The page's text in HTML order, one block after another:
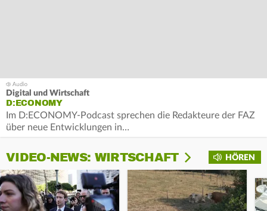
Digital und Wirtschaft
D:ECONOMY
Im D:ECONOMY-Podcast sprechen die Redakteure der FAZ
über neue Entwicklungen in…
HÖREN
VIDEO-NEWS: WIRTSCHAFT